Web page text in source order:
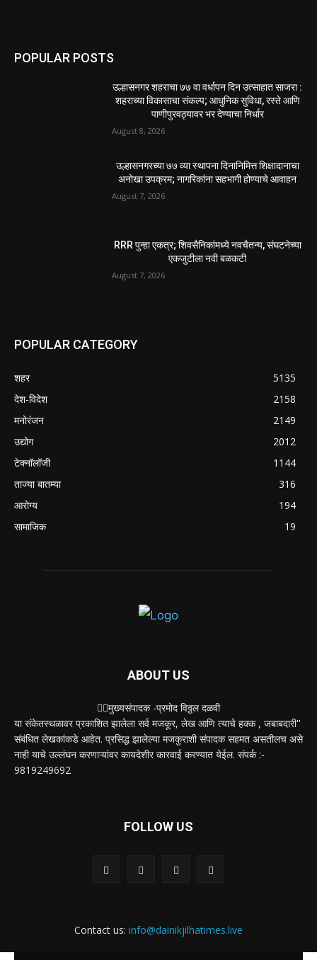
POPULAR POSTS
उल्हासनगर शहराचा ७७ वा वर्धापन दिन उत्साहात साजरा :
शहराच्या विकासाचा संकल्प; आधुनिक सुविधा, रस्ते आणि
पाणीपुरवठ्यावर भर देण्याचा निर्धार
August 8, 2026
उल्हासनगरच्या ७७ व्या स्थापना दिनानिमित्त शिक्षादानाचा
अनोखा उपक्रम; नागरिकांना सहभागी होण्याचे आवाहन
August 7, 2026
RRR पुन्हा एकत्र; शिवसैनिकांमध्ये नवचैतन्य, संघटनेच्या
एकजुटीला नवी बळकटी
August 7, 2026
POPULAR CATEGORY
शहर
5135
देश-विदेश
2158
मनोरंजन
2149
उद्योग
2012
टेक्नॉलॉजी
1144
ताज्या बातम्या
316
आरोग्य
194
सामाजिक
19
ABOUT US
✍🏻मुख्यसंपादक -प्रमोद विठ्ठल दळवी
या संकेतस्थळावर प्रकाशित झालेला सर्व मजकूर, लेख आणि त्याचे हक्क , जबाबदारी''
संबंधित लेखकांकडे आहेत. प्रसिद्ध झालेल्या मजकुराशी संपादक सहमत असतीलच असे
नाही याचे उल्लंघन करणाऱ्यांवर कायदेशीर कारवाई करण्यात येईल. संपर्क :-
9819249692
FOLLOW US
Contact us: info@dainikjilhatimes.live